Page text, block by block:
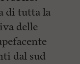
di tutta la
delle
dal sud